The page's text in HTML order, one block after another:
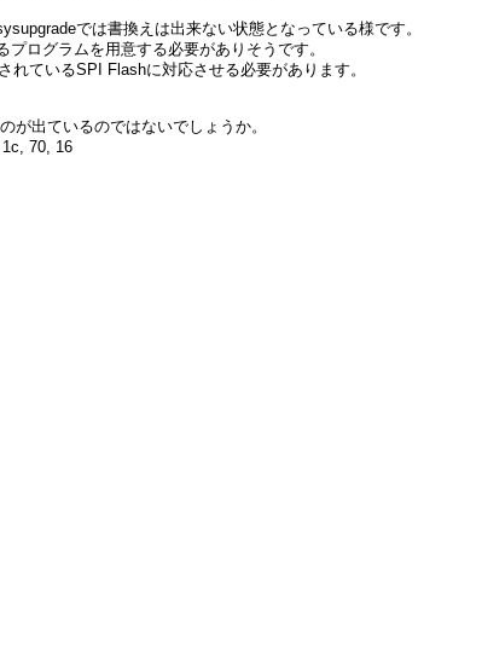
では書換えは出来ない状態となっている様です。
ログラムを用意する必要がありそうです。
れているSPI Flashに対応させる必要があります。
が出ているのではないでしょうか。
70, 16